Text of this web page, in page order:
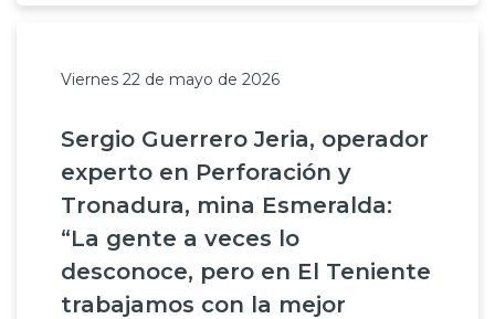
Viernes 22 de mayo de 2026
Sergio Guerrero Jeria, operador
experto en Perforación y
Tronadura, mina Esmeralda:
“La gente a veces lo
desconoce, pero en El Teniente
trabajamos con la mejor